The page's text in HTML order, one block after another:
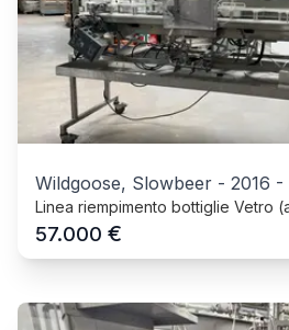
Wildgoose, Slowbeer - 2016 -
Linea riempimento bottiglie Vetro
57.000 €